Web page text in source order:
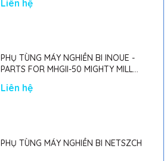
Liên hệ
PHỤ TÙNG MÁY NGHIỀN BI INOUE -
PARTS FOR MHGII-50 MIGHTY MILL
Liên hệ
PHỤ TÙNG MÁY NGHIỀN BI NETSZCH